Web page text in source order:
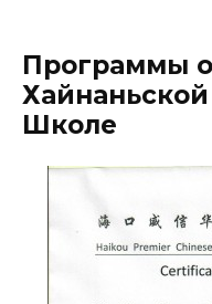
Программы
Школе